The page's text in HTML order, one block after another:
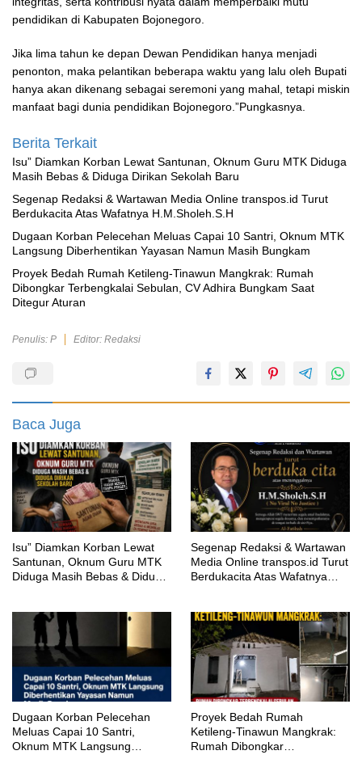
pendidikan di Kabupaten Bojonegoro.
Jika lima tahun ke depan Dewan Pendidikan hanya menjadi
penonton, maka pelantikan beberapa waktu yang lalu oleh Bupati
hanya akan dikenang sebagai seremoni yang mahal, tetapi miskin
manfaat bagi dunia pendidikan Bojonegoro.”Pungkasnya.
Berita Terkait
‎Isu” Diamkan Korban Lewat Santunan, Oknum Guru MTK Diduga
Masih Bebas & Diduga Dirikan Sekolah Baru
Segenap Redaksi & Wartawan Media Online transpos.id Turut
Berdukacita Atas Wafatnya H.M.Sholeh.S.H
‎Dugaan Korban Pelecehan Meluas Capai 10 Santri, Oknum MTK
Langsung Diberhentikan Yayasan Namun Masih Bungkam
Proyek Bedah Rumah Ketileng-Tinawun Mangkrak: Rumah
Dibongkar Terbengkalai Sebulan, CV Adhira Bungkam Saat
Ditegur Aturan
Penulis: P Editor: Redaksi
Baca Juga
‎Isu” Diamkan Korban Lewat
Santunan, Oknum Guru MTK
Diduga Masih Bebas & Diduga
Segenap Redaksi & Wartawan
Media Online transpos.id Turut
Berdukacita Atas Wafatnya
‎Dugaan Korban Pelecehan
Meluas Capai 10 Santri,
Oknum MTK Langsung
Proyek Bedah Rumah
Ketileng-Tinawun Mangkrak:
Rumah Dibongkar